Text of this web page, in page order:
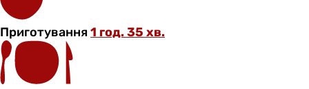
Приготування1 год. 35 хв.